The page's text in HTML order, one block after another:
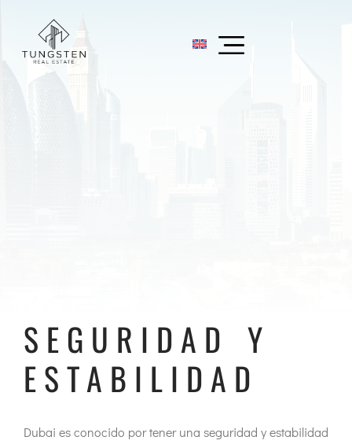
SEGURIDAD Y
ESTABILIDAD
Dubai es conocido por tener una seguridad y estabilidad